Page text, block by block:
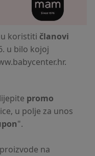
koristiti članovi
u bilo kojoj
promo
u polje za unos
".
na